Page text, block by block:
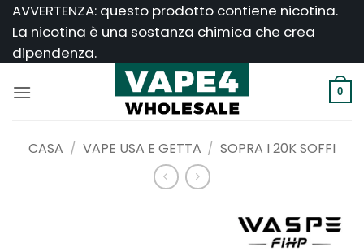
Salta
contenuti
AVVERTENZA: questo prodotto contiene nicotina.
La nicotina è una sostanza chimica che crea
dipendenza.
0
CASA / VAPE USA E GETTA / SOPRA I 20K SOFFI